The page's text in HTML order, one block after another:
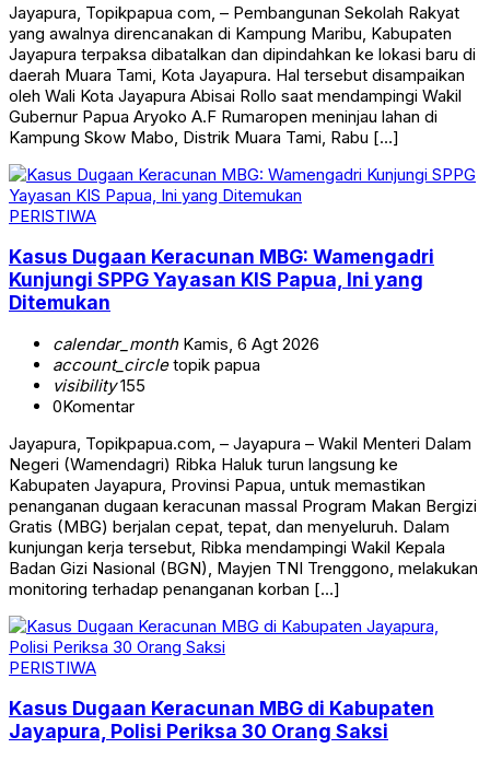
Jayapura, Topikpapua com, – Pembangunan Sekolah Rakyat
yang awalnya direncanakan di Kampung Maribu, Kabupaten
Jayapura terpaksa dibatalkan dan dipindahkan ke lokasi baru di
daerah Muara Tami, Kota Jayapura. Hal tersebut disampaikan
oleh Wali Kota Jayapura Abisai Rollo saat mendampingi Wakil
Gubernur Papua Aryoko A.F Rumaropen meninjau lahan di
Kampung Skow Mabo, Distrik Muara Tami, Rabu […]
PERISTIWA
Kasus Dugaan Keracunan MBG: Wamengadri
Kunjungi SPPG Yayasan KIS Papua, Ini yang
Ditemukan
calendar_monthKamis, 6 Agt 2026
account_circletopik papua
visibility155
0Komentar
Jayapura, Topikpapua.com, – Jayapura – Wakil Menteri Dalam
Negeri (Wamendagri) Ribka Haluk turun langsung ke
Kabupaten Jayapura, Provinsi Papua, untuk memastikan
penanganan dugaan keracunan massal Program Makan Bergizi
Gratis (MBG) berjalan cepat, tepat, dan menyeluruh. Dalam
kunjungan kerja tersebut, Ribka mendampingi Wakil Kepala
Badan Gizi Nasional (BGN), Mayjen TNI Trenggono, melakukan
monitoring terhadap penanganan korban […]
PERISTIWA
Kasus Dugaan Keracunan MBG di Kabupaten
Jayapura, Polisi Periksa 30 Orang Saksi